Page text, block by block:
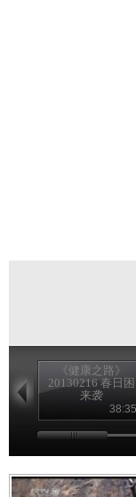
《健康之路》
20130216 春日困
来袭
38:35